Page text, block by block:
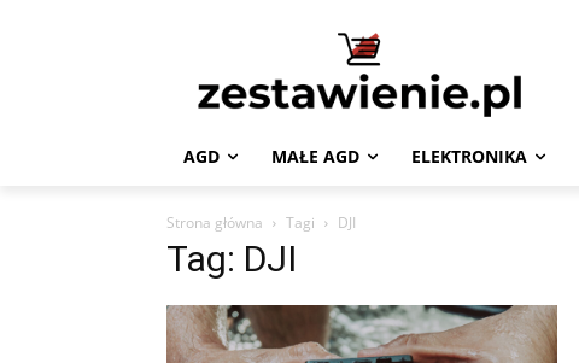
AGD MAŁE AGD ELEKTRONIKA
Strona główna Tagi DJI
Tag: DJI